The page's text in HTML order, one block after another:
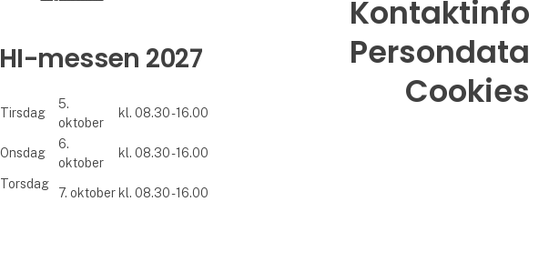
HI-messen 2027
Tirsdag
5.
oktober
kl. 08.30 - 16.00
Onsdag
6.
oktober
kl. 08.30 - 16.00
Torsdag
7. oktober kl. 08.30 - 16.00
Kontaktinfo
Persondata
Cookies